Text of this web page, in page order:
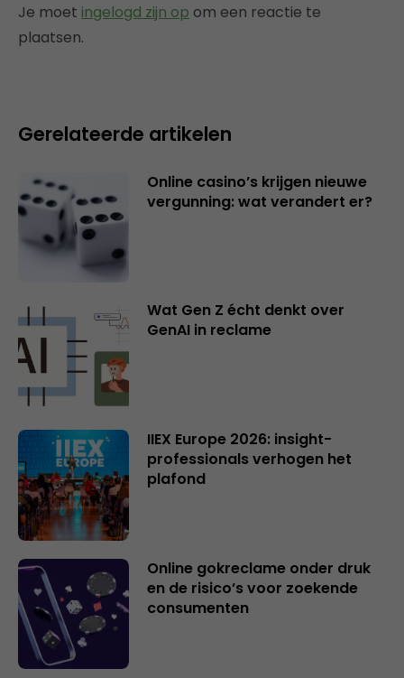
Je moet ingelogd zijn op om een reactie te
plaatsen.
Gerelateerde artikelen
Online casino’s krijgen nieuwe
vergunning: wat verandert er?
Wat Gen Z écht denkt over
GenAI in reclame
IIEX Europe 2026: insight-
professionals verhogen het
plafond
Online gokreclame onder druk
en de risico’s voor zoekende
consumenten